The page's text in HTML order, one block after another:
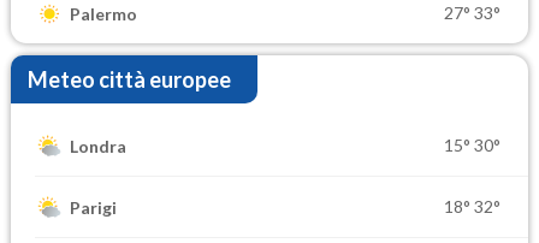
Palermo 27° 33°
Meteo città europee
Londra 15° 30°
Parigi 18° 32°